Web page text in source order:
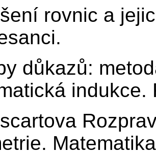
rovnic a
důkazů:
indukce.